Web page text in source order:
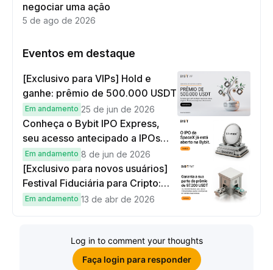
negociar uma ação
5 de ago de 2026
Eventos em destaque
[Exclusivo para VIPs] Hold e
ganhe: prêmio de 500.000 USDT
Em andamento 25 de jun de 2026
Conheça o Bybit IPO Express,
seu acesso antecipado a IPOs
globais
Em andamento 8 de jun de 2026
[Exclusivo para novos usuários]
Festival Fiduciária para Cripto:
complete tarefas simples e
Em andamento 13 de abr de 2026
Log in to comment your thoughts
Faça login para responder